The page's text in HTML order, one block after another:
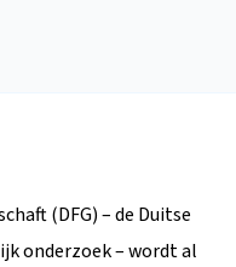
(DFG) – de Duitse
onderzoek – wordt al